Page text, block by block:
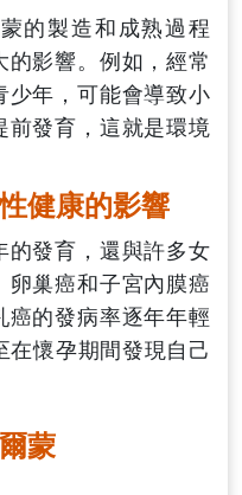
的製造和成熟過程
的影響。例如，經常
少年，可能會導致小
前發育，這就是環境
健康的影響
的發育，還與許多女
卵巢癌和子宮內膜癌
癌的發病率逐年年輕
在懷孕期間發現自己
蒙